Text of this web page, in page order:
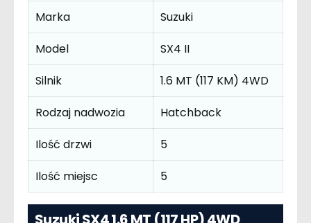
Marka
Suzuki
Model
SX4 II
Silnik
1.6 MT (117 KM) 4WD
Rodzaj nadwozia
Hatchback
Ilość drzwi
5
Ilość miejsc
5